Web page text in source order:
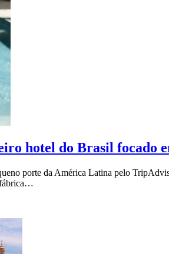
hotel do Brasil focado
porte da América Latina pelo